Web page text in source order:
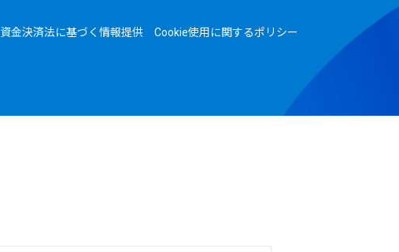
資金決済法に基づく情報提供
Cookie使用に関するポリシー